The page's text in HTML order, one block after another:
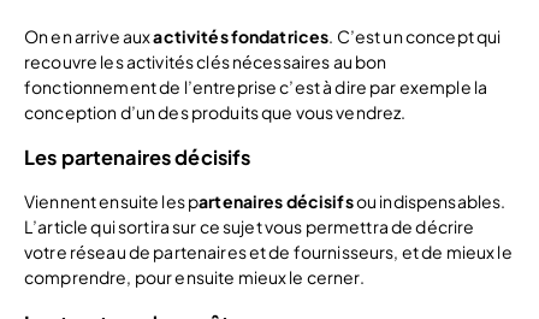
On en arrive auxactivités fondatrices . C’est un concept qui
recouvre les activités clés nécessaires au bon
fonctionnement de l’entreprise c’est à dire par exemple la
conception d’un des produits que vous vendrez.
Les partenaires décisifs
Viennent ensuite les partenaires décisifsou indispensables.
L’article qui sortira sur ce sujet vous permettra de décrire
votre réseau de partenaires et de fournisseurs, et de mieux le
comprendre, pour ensuite mieux le cerner.